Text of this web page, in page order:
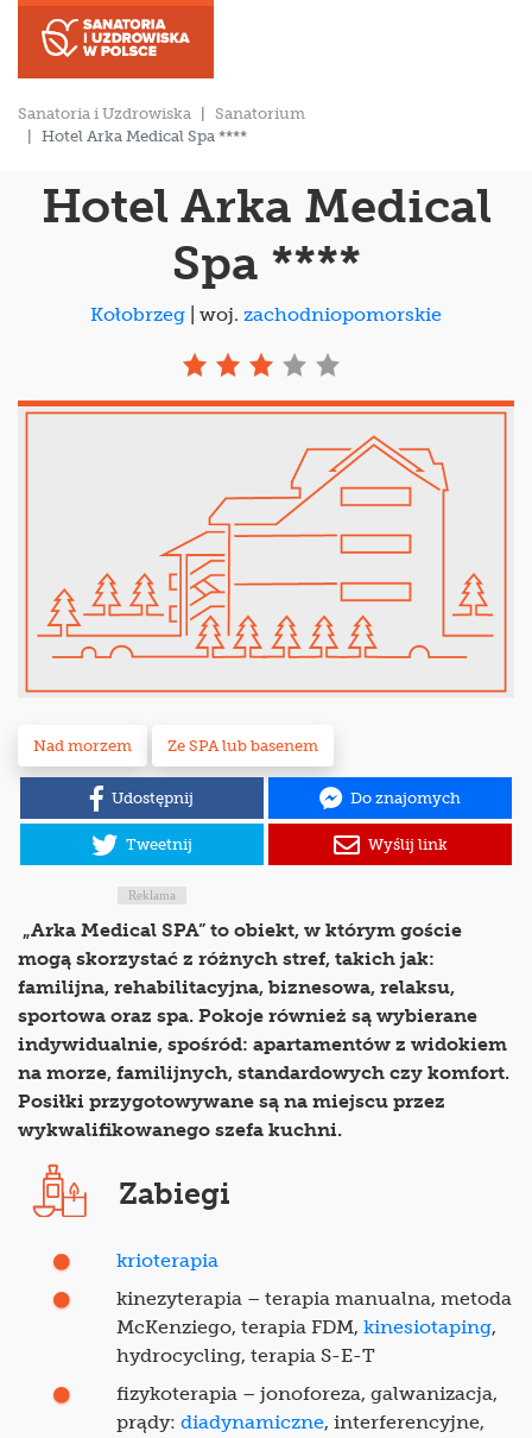
Sanatoria i Uzdrowiska
Sanatorium
Hotel Arka Medical Spa ****
Hotel Arka Medical
Spa ****
Kołobrzeg | woj. zachodniopomorskie
Nad morzem Ze SPA lub basenem
Udostępnij Do znajomych
Tweetnij Wyślij link
Reklama
„Arka Medical SPA” to obiekt, w którym goście
mogą skorzystać z różnych stref, takich jak:
familijna, rehabilitacyjna, biznesowa, relaksu,
sportowa oraz spa. Pokoje również są wybierane
indywidualnie, spośród: apartamentów z widokiem
na morze, familijnych, standardowych czy komfort.
Posiłki przygotowywane są na miejscu przez
wykwalifikowanego szefa kuchni.
Zabiegi
krioterapia
kinezyterapia – terapia manualna, metoda
McKenziego, terapia FDM, kinesiotaping,
hydrocycling, terapia S-E-T
fizykoterapia – jonoforeza, galwanizacja,
prądy: diadynamiczne, interferencyjne,